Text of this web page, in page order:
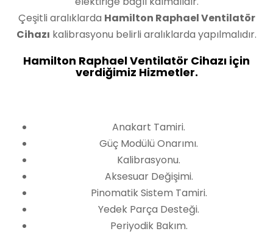
Çeşitli aralıklarda Hamilton Raphael Ventilatör
Cihazı kalibrasyonu belirli aralıklarda yapılmalıdır.
Hamilton Raphael Ventilatör Cihazı için
verdiğimiz Hizmetler.
Anakart Tamiri.
Güç Modülü Onarımı.
Kalibrasyonu.
Aksesuar Değişimi.
Pinomatik Sistem Tamiri.
Yedek Parça Desteği.
Periyodik Bakım.